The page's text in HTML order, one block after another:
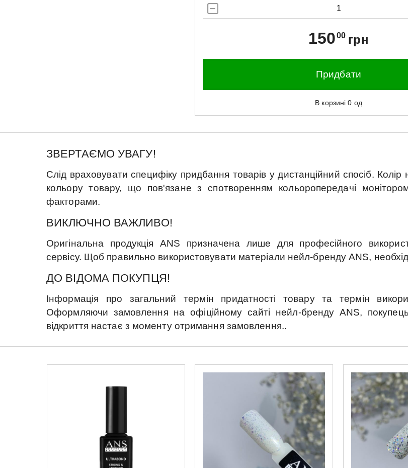
15000 грн
Придбати
В корзині0 од
ЗВЕРТАЄМО УВАГУ!
Слід враховувати специфіку придбання товарів у дистанційний спосіб.
кольору товару, що пов'язане з спотворенням кольоропередачі
факторами.
ВИКЛЮЧНО ВАЖЛИВО!
Оригінальна продукція ANS призначена лише для професійного
сервісу. Щоб правильно використовувати матеріали нейл-бренду ANS,
ДО ВІДОМА ПОКУПЦЯ!
Інформація про загальний термін придатності товару та термін
Оформляючи замовлення на офіційному сайті нейл-бренду ANS,
відкриття настає з моменту отримання замовлення..